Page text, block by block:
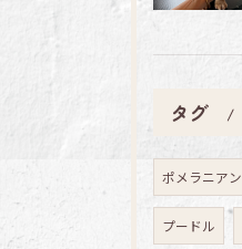
タグ
ポメラニアン
プードル